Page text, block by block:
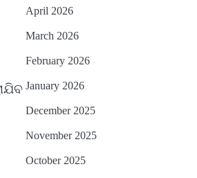
April 2026
March 2026
February 2026
January 2026
December 2025
November 2025
October 2025